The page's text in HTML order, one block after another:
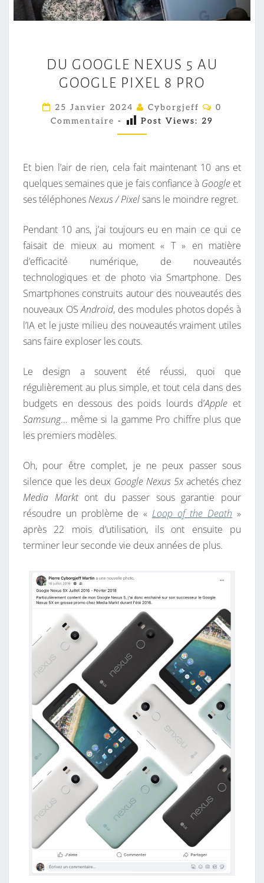
U
G
O
G
E
N
E
U
S
5
A
U
G
O
O
L
E
P
I
L
8
P
R
O
DU GOOGLE NEXUS 5 AU
GOOGLE PIXEL 8 PRO
25 Janvier 2024 Cyborgjeff
C
A
I
R
E
0
Commentaire - Post Views: 29
Et bien l’air de rien, cela fait maintenant 10 ans et
quelques semaines que je fais confiance à Google et
ses téléphonesNexus / Pixelsans le moindre regret.
Pendant 10 ans, j’ai toujours eu en main ce qui ce
faisait de mieux au moment « T » en matière
d’efficacité numérique, de nouveautés
technologiques et de photo via Smartphone. Des
Smartphones construits autour des nouveautés des
nouveaux OSAndroid, des modules photos dopés à
l’IA et le juste milieu des nouveautés vraiment utiles
sans faire exploser les couts.
Le design a souvent été réussi, quoi que
régulièrement au plus simple, et tout cela dans des
budgets en dessous des poids lourds d’Apple et
Samsung… même si la gamme Pro chiffre plus que
les premiers modèles.
Oh, pour être complet, je ne peux passer sous
silence que les deux Google Nexus 5xachetés chez
Media Marktont du passer sous garantie pour
résoudre un problème de « Loop of the Death »
après 22 mois d’utilisation, ils ont ensuite pu
terminer leur seconde vie deux années de plus.